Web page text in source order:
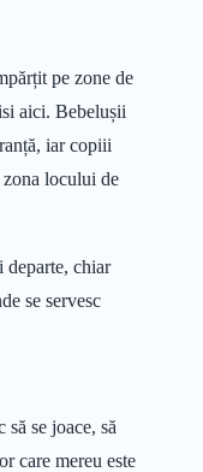
pe zone de
aici. Bebelușii
iar copiii
locului de
departe, chiar
se servesc
se joace, să
care mereu este